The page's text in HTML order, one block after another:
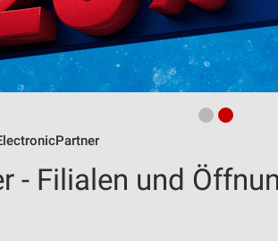
- Filialen und